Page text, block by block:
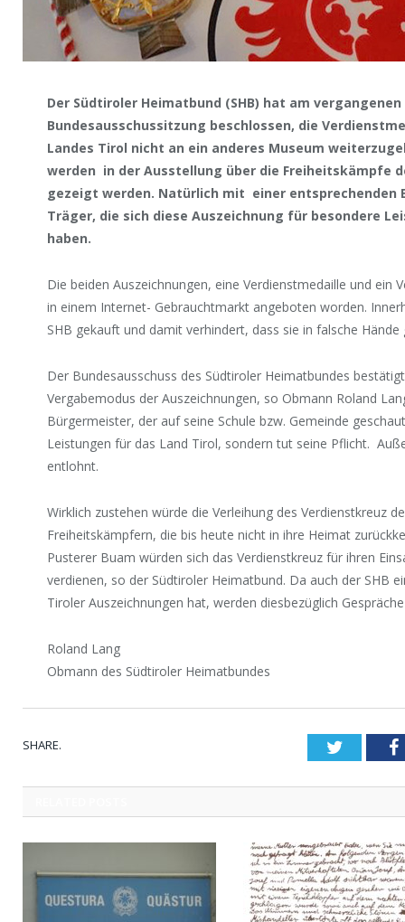
Der Südtiroler Heimatbund (SHB) hat am
Bundesausschussitzung beschlossen, die
Landes Tirol nicht an ein anderes Museum
werden in der Ausstellung über die Freiheitskämpfe
gezeigt werden. Natürlich mit einer entsprechenden
Träger, die sich diese Auszeichnung für besondere
haben.
Die beiden Auszeichnungen, eine Verdienstmedaille und ein
in einem Internet- Gebrauchtmarkt angeboten worden.
SHB gekauft und damit verhindert, dass sie in falsche Hände
Der Bundesausschuss des Südtiroler Heimatbundes
Vergabemodus der Auszeichnungen, so Obmann Roland
Bürgermeister, der auf seine Schule bzw. Gemeinde
Leistungen für das Land Tirol, sondern tut seine Pflicht.
entlohnt.
Wirklich zustehen würde die Verleihung des Verdienstkreuz
Freiheitskämpfern, die bis heute nicht in ihre Heimat
Pusterer Buam würden sich das Verdienstkreuz für ihren
verdienen, so der Südtiroler Heimatbund. Da auch der SHB
Tiroler Auszeichnungen hat, werden diesbezüglich
Roland Lang
Obmann des Südtiroler Heimatbundes
SHARE. Twitter